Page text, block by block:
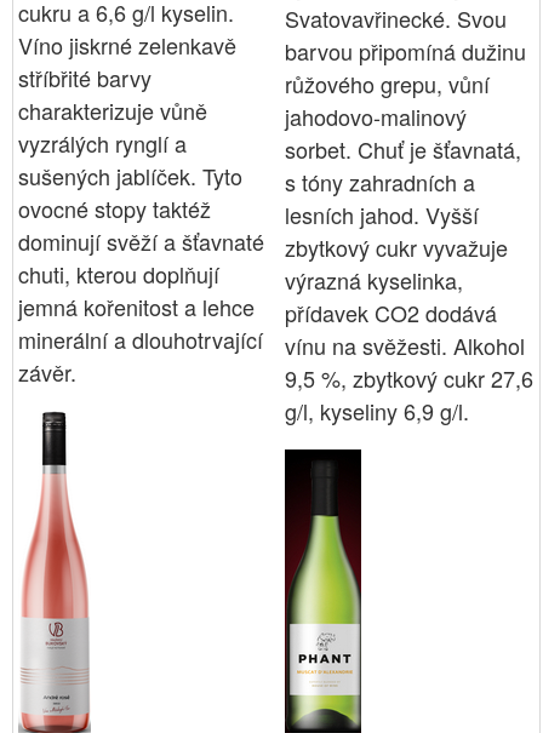
cukru a 6,6 g/l kyselin.
Víno jiskrné zelenkavě
stříbřité barvy
charakterizuje vůně
vyzrálých rynglí a
sušených jablíček. Tyto
ovocné stopy taktéž
dominují svěží a šťavnaté
chuti, kterou doplňují
jemná kořenitost a lehce
minerální a dlouhotrvající
závěr.
Svatovavřinecké. Svou
barvou připomíná dužinu
růžového grepu, vůní
jahodovo-malinový
sorbet. Chuť je šťavnatá,
s tóny zahradních a
lesních jahod. Vyšší
zbytkový cukr vyvažuje
výrazná kyselinka,
přídavek CO2 dodává
vínu na svěžesti. Alkohol
9,5 %, zbytkový cukr 27,6
g/l, kyseliny 6,9 g/l.